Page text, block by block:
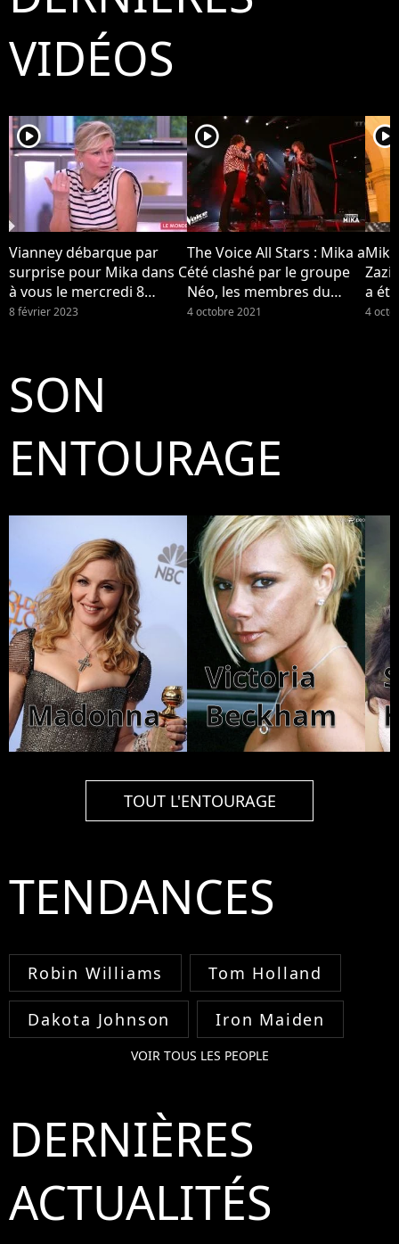
VIDÉOS
player2
Vianney débarque par
surprise pour Mika dans C
à vous le mercredi 8
février 2023 sur France 5...
8 février 2023
player2
The Voice All Stars : Mika a
été clashé par le groupe
Néo, les membres du
groupe se disent "surpris"
4 octobre 2021
player2
a
Néo
4
SON
ENTOURAGE
Madonna
Victoria
Beckham
TOUT L'ENTOURAGE
TENDANCES
Robin Williams Tom Holland
Dakota Johnson Iron Maiden
VOIR TOUS LES PEOPLE
DERNIÈRES
ACTUALITÉS